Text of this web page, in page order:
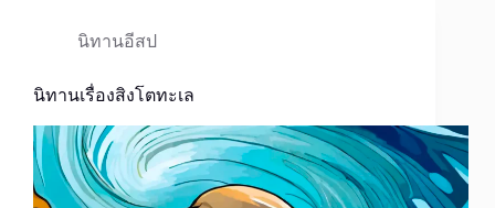
นิทานอีสป
นิทานเรื่องสิงโตทะเล